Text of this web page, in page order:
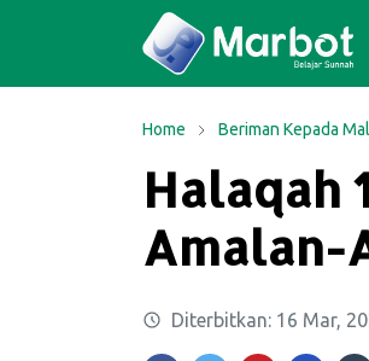
Home Beriman Kepada
Halaqah
Amalan-
Diterbitkan: 16 Mar,